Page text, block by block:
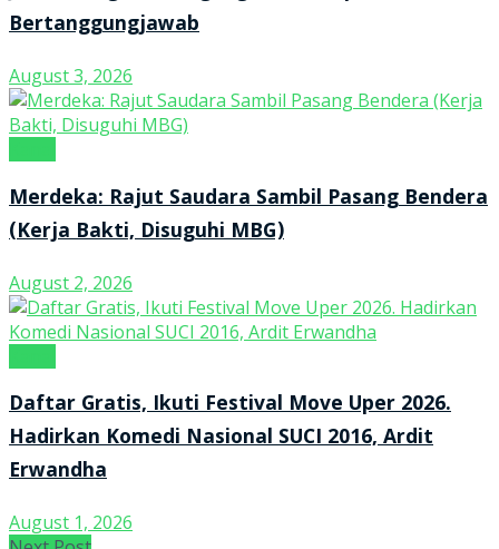
Bertanggungjawab
August 3, 2026
Merdeka: Rajut Saudara Sambil Pasang Bendera
(Kerja Bakti, Disuguhi MBG)
August 2, 2026
Daftar Gratis, Ikuti Festival Move Uper 2026.
Hadirkan Komedi Nasional SUCI 2016, Ardit
Erwandha
August 1, 2026